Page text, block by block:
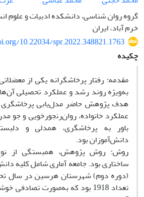
گروه روان شناسی، دانشکده ادبیات و علوم
خرم آباد، ایران
10.22034/spr.2022.348821.1763
چکیده
مقدمه: رفتار پرخاشگرانه یکی از
به‌ویژه روند رشد و عملکرد تحصیلی
هدف پژوهش حاضر مدل‌یابی
عملکرد خانواده، روان‌رنجورخویی و جو
باور به پرخاشگری، همدلی و
دانش‌آموزان بود.
روش: روش پژوهش، همبستگی از
ساختاری بود. جامعه آماری شامل کلیه